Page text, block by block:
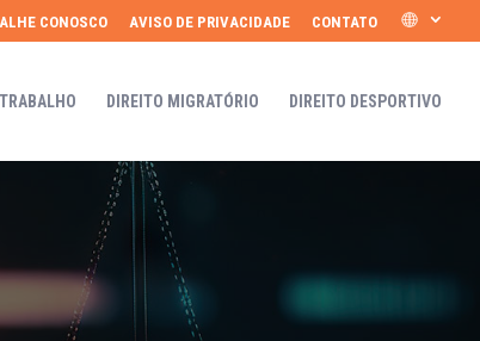
CONOSCO AVISO DE PRIVACIDADE CONTATO
DIREITO MIGRATÓRIO DIREITO DESPORTIVO